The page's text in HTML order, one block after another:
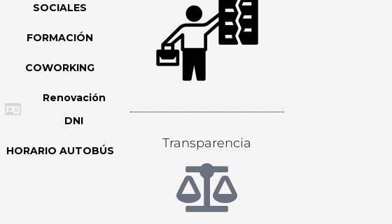
SOCIALES
FORMACIÓN
COWORKING
Renovación
DNI
HORARIO AUTOBÚS Transparencia